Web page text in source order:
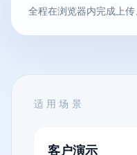
全程在浏览器内完成上传
适用场景
客户演示